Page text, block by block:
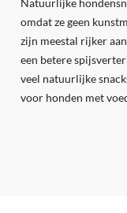
Natuurlijke
omdat ze geen
zijn meestal rijker
een betere
veel natuurlijke
voor honden met